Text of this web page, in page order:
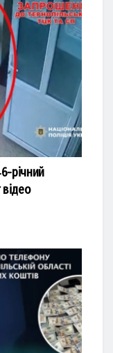
річний